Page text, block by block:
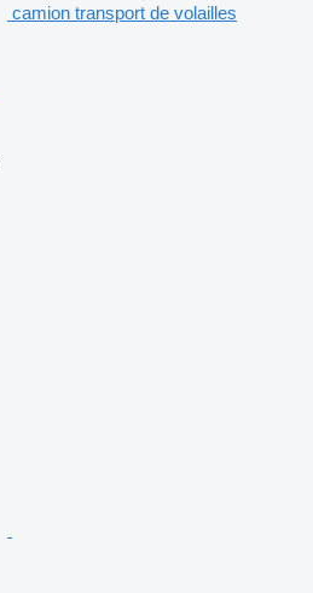
camion transport de volailles